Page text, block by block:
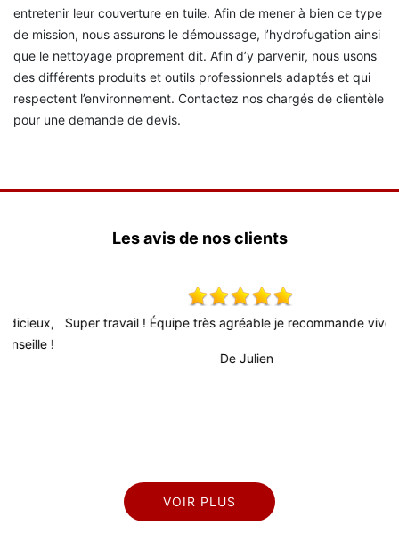
entretenir leur couverture en tuile. Afin de mener à bien ce type
de mission, nous assurons le démoussage, l’hydrofugation ainsi
que le nettoyage proprement dit. Afin d’y parvenir, nous usons
des différents produits et outils professionnels adaptés et qui
respectent l’environnement. Contactez nos chargés de clientèle
pour une demande de devis.
Les avis de nos clients
Super travail ! Équipe très agréable je recommande vivement !
De Julien
VOIR PLUS